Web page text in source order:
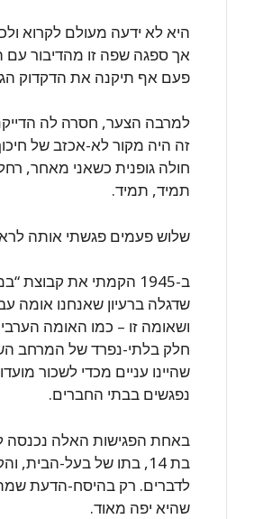
היא לא ידעה מעולם לקרוא
אך ספגה שפה זו מהדיבור עם
פעם אף תיקנה את הדקדוק
למרבה הצער, חסרה לה
זה היה מקור לא-אכזב של חיכוך
חולה גופנית כשאני מאחר,
תמיד, תמיד.
שלוש פעמים פגשתי אותה
ב-1945 הקמתי את קבוצת
שדגלה ברעיון שאנחנו אומה
ושאומה זו – כמו האומה
חלק בלתי-נפרד של המרחב
שהיינו עניים מכדי לשכור
נפגשים בבתי החברים.
באחת הפגישות האלה נכנסה
בת 14, בתו של בעל-הבית,
לדברים. רק בהיסח-הדעת
שהיא יפה מאוד.